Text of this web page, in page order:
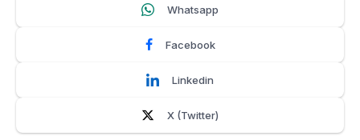
Whatsapp
Facebook
Linkedin
X (Twitter)